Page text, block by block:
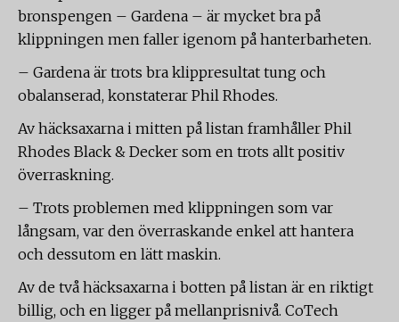
bronspengen – Gardena – är mycket bra på
klippningen men faller igenom på hanterbarheten.
– Gardena är trots bra klippresultat tung och
obalanserad, konstaterar Phil Rhodes.
Av häcksaxarna i mitten på listan framhåller Phil
Rhodes Black & Decker som en trots allt positiv
överraskning.
– Trots problemen med klippningen som var
långsam, var den överraskande enkel att hantera
och dessutom en lätt maskin.
Av de två häcksaxarna i botten på listan är en riktigt
billig, och en ligger på mellanprisnivå. CoTech